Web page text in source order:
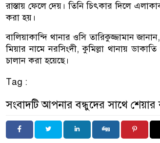
রাস্তায় ফেলে দেয়। তিনি চিৎকার দিলে
করা হয়।
বালিয়াকান্দি থানার ওসি তারিকুজ্জামান
মিয়ার নামে নরসিংদী, কুমিল্লা থানায়
চালান করা হয়েছে।
Tag :
সংবাদটি আপনার বন্ধুদের সাথে